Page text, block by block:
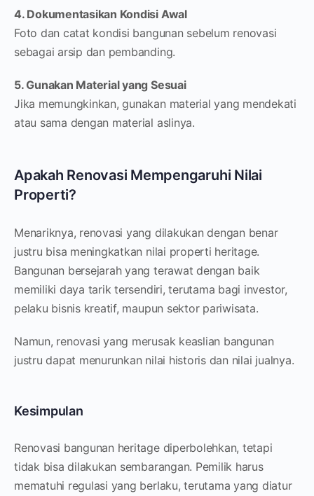
4. Dokumentasikan Kondisi Awal
Foto dan catat kondisi bangunan sebelum renovasi
sebagai arsip dan pembanding.
5. Gunakan Material yang Sesuai
Jika memungkinkan, gunakan material yang mendekati
atau sama dengan material aslinya.
Apakah Renovasi Mempengaruhi Nilai
Properti?
Menariknya, renovasi yang dilakukan dengan benar
justru bisa meningkatkan nilai properti heritage.
Bangunan bersejarah yang terawat dengan baik
memiliki daya tarik tersendiri, terutama bagi investor,
pelaku bisnis kreatif, maupun sektor pariwisata.
Namun, renovasi yang merusak keaslian bangunan
justru dapat menurunkan nilai historis dan nilai jualnya.
Kesimpulan
Renovasi bangunan heritage diperbolehkan, tetapi
tidak bisa dilakukan sembarangan. Pemilik harus
mematuhi regulasi yang berlaku, terutama yang diatur